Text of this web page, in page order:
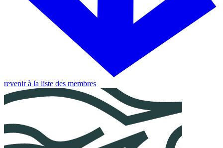
revenir à la liste des membres